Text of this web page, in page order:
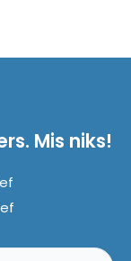
Mis niks!